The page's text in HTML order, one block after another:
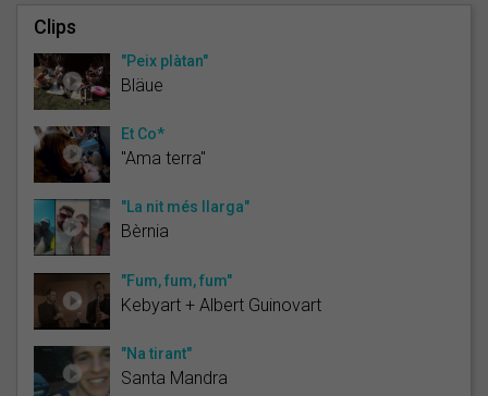
Clips
"Peix plàtan"
Bläue
Et Co*
"Ama terra"
"La nit més llarga"
Bèrnia
"Fum, fum, fum"
Kebyart + Albert Guinovart
"Na tirant"
Santa Mandra